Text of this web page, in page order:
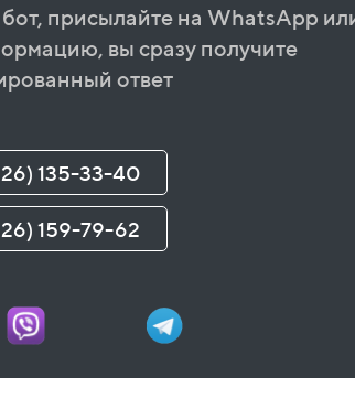
присылайте на WhatsApp
вы сразу получите
ответ
135-33-40
159-79-62